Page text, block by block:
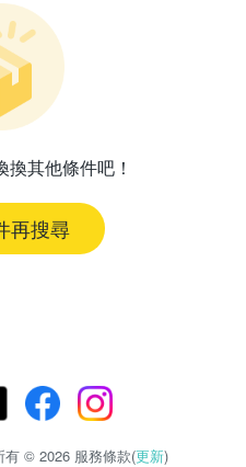
其他條件吧！
再搜尋
有 © 2026 服務條款(更新)